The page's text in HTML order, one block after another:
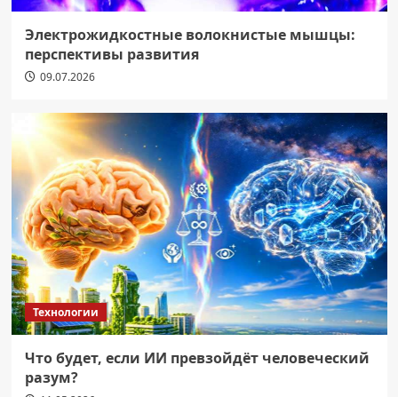
Электрожидкостные волокнистые мышцы:
перспективы развития
09.07.2026
Технологии
Что будет, если ИИ превзойдёт человеческий
разум?